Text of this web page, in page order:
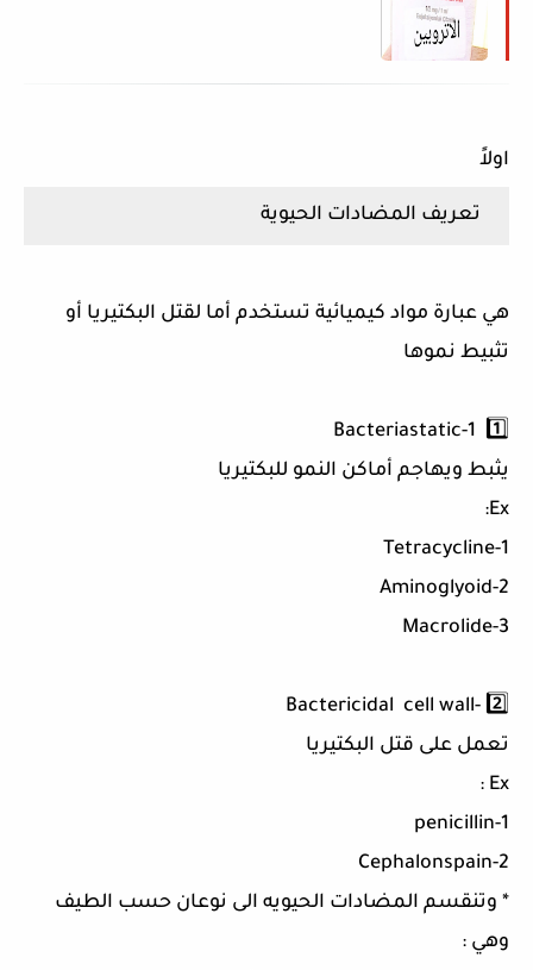
اولاً
تعريف المضادات الحيوية
هي عبارة مواد كيميائية تستخدم أما لقتل البكتيريا أو
تثبيط نموها
1️⃣ 1-Bacteriastatic
يثبط ويهاجم أماكن النمو للبكتيريا
Ex:
1-Tetracycline
2-Aminoglyoid
3-Macrolide
2️⃣ -Bactericidal cell wall
تعمل على قتل البكتيريا
Ex :
1-penicillin
2-Cephalonspain
* وتنقسم المضادات الحيويه الى نوعان حسب الطيف
وهي :